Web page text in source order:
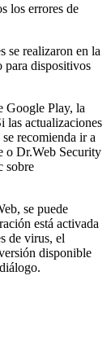
los errores de
se realizaron en la
para dispositivos
Google Play, la
las actualizaciones
recomienda ir a
o Dr.Web Security
sobre
se puede
está activada
de virus, el
disponible